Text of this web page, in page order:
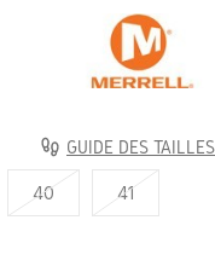
GUIDE DES TAILLES
40 41